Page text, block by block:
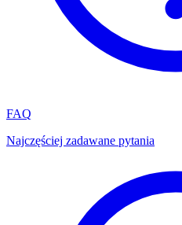
FAQ
Najczęściej zadawane pytania